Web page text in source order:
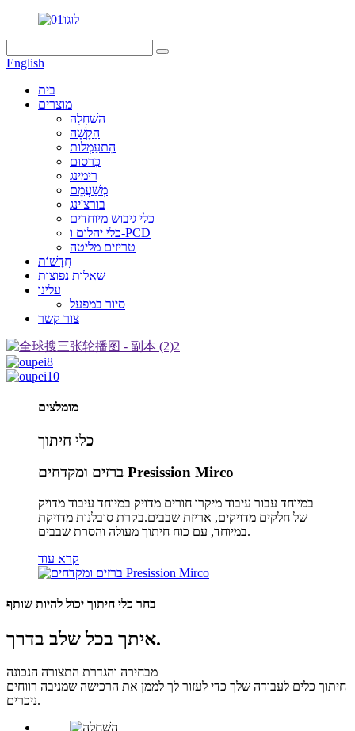
English
בית
מוצרים
הַשׁחָלָה
הַקָשָׁה
הִתעַמְלוּת
כִּרסוּם
רימינג
מְשַׁעֲמֵם
בורצ'ינג
כלי גיבוש מיוחדים
כלי יהלום ו-PCD
טריזים מליטה
חֲדָשׁוֹת
שאלות נפוצות
עלינו
סיור במפעל
צור קשר
מומלצים
כלי חיתוך
ברזים ומקדחים Presission Mirco
במיוחד עבור עיבוד מיקרו חורים מדויק במיוחד עיבוד מדויק
של חלקים מדויקים, אריזת שבבים.בקרת סובלנות מדויקת
במיוחד, עם כוח חיתוך מעולה והסרת שבבים.
קרא עוד
בחר כלי חיתוך יכול להיות שותף
איתך בכל שלב בדרך.
מבחירה והגדרת התצורה הנכונה
חיתוך כלים לעבודה שלך כדי לעזור לך לממן את הרכישה שמניבה רווחים
ניכרים.